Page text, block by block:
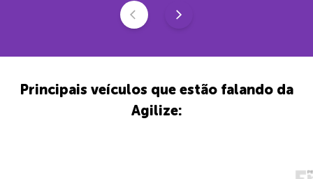
Principais veículos que estão falando da
Agilize: